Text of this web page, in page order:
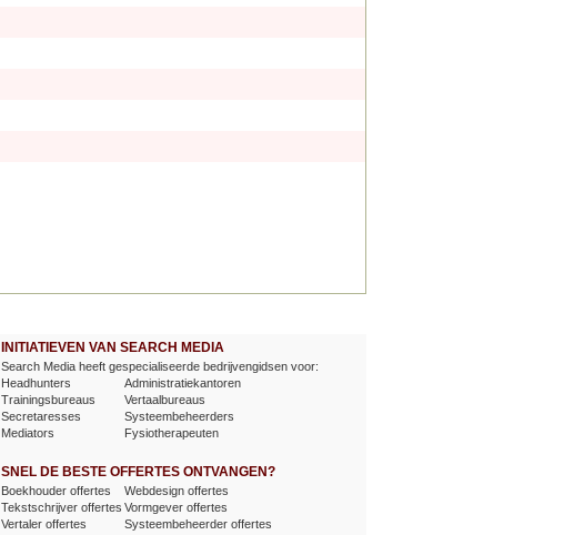
INITIATIEVEN VAN SEARCH MEDIA
Search Media heeft gespecialiseerde bedrijvengidsen voor:
Headhunters
Administratiekantoren
Trainingsbureaus
Vertaalbureaus
Secretaresses
Systeembeheerders
Mediators
Fysiotherapeuten
SNEL DE BESTE OFFERTES ONTVANGEN?
Boekhouder offertes
Webdesign offertes
Tekstschrijver offertes Vormgever offertes
Vertaler offertes
Systeembeheerder offertes